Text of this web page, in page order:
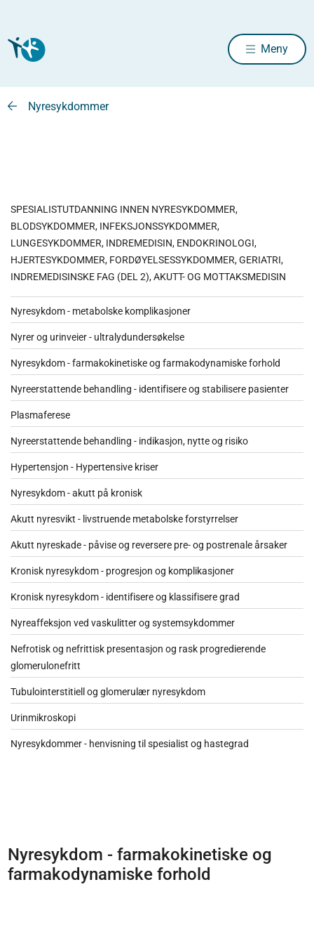
Meny
Nyresykdommer
SPESIALISTUTDANNING INNEN NYRESYKDOMMER,
BLODSYKDOMMER, INFEKSJONSSYKDOMMER,
LUNGESYKDOMMER, INDREMEDISIN, ENDOKRINOLOGI,
HJERTESYKDOMMER, FORDØYELSESSYKDOMMER, GERIATRI,
INDREMEDISINSKE FAG (DEL 2), AKUTT- OG MOTTAKSMEDISIN
Nyresykdom - metabolske komplikasjoner
Nyrer og urinveier - ultralydundersøkelse
Nyresykdom - farmakokinetiske og farmakodynamiske forhold
Nyreerstattende behandling - identifisere og stabilisere pasienter
Plasmaferese
Nyreerstattende behandling - indikasjon, nytte og risiko
Hypertensjon - Hypertensive kriser
Nyresykdom - akutt på kronisk
Akutt nyresvikt - livstruende metabolske forstyrrelser
Akutt nyreskade - påvise og reversere pre- og postrenale årsaker
Kronisk nyresykdom - progresjon og komplikasjoner
Kronisk nyresykdom - identifisere og klassifisere grad
Nyreaffeksjon ved vaskulitter og systemsykdommer
Nefrotisk og nefrittisk presentasjon og rask progredierende
glomerulonefritt
Tubulointerstitiell og glomerulær nyresykdom
Urinmikroskopi
Nyresykdommer - henvisning til spesialist og hastegrad
Nyresykdom - farmakokinetiske og
farmakodynamiske forhold